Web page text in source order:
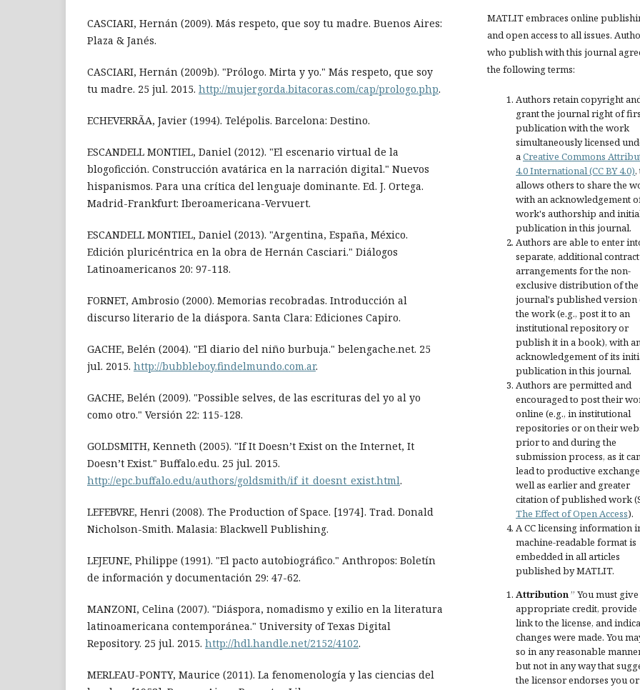
CASCIARI, Hernán (2009). Más respeto, que soy tu madre. Buenos Aires:
Plaza & Janés.
CASCIARI, Hernán (2009b). "Prólogo. Mirta y yo." Más respeto, que soy
tu madre. 25 jul. 2015. http://mujergorda.bitacoras.com/cap/prologo.php.
ECHEVERRÃA, Javier (1994). Telépolis. Barcelona: Destino.
ESCANDELL MONTIEL, Daniel (2012). "El escenario virtual de la
blogoficción. Construcción avatárica en la narración digital." Nuevos
hispanismos. Para una crítica del lenguaje dominante. Ed. J. Ortega.
Madrid-Frankfurt: Iberoamericana-Vervuert.
ESCANDELL MONTIEL, Daniel (2013). "Argentina, España, México.
Edición pluricéntrica en la obra de Hernán Casciari." Diálogos
Latinoamericanos 20: 97-118.
FORNET, Ambrosio (2000). Memorias recobradas. Introducción al
discurso literario de la diáspora. Santa Clara: Ediciones Capiro.
GACHE, Belén (2004). "El diario del niño burbuja." belengache.net. 25
jul. 2015. http://bubbleboy.findelmundo.com.ar.
GACHE, Belén (2009). "Possible selves, de las escrituras del yo al yo
como otro." Versión 22: 115-128.
GOLDSMITH, Kenneth (2005). "If It Doesn’t Exist on the Internet, It
Doesn’t Exist." Buffalo.edu. 25 jul. 2015.
http://epc.buffalo.edu/authors/goldsmith/if_it_doesnt_exist.html.
LEFEBVRE, Henri (2008). The Production of Space. [1974]. Trad. Donald
Nicholson-Smith. Malasia: Blackwell Publishing.
LEJEUNE, Philippe (1991). "El pacto autobiográfico." Anthropos: Boletín
de información y documentación 29: 47-62.
MANZONI, Celina (2007). "Diáspora, nomadismo y exilio en la literatura
latinoamericana contemporánea." University of Texas Digital
Repository. 25 jul. 2015. http://hdl.handle.net/2152/4102.
MERLEAU-PONTY, Maurice (2011). La fenomenología y las ciencias del
MATLIT embraces online
and open access to all issues.
who publish with this journal
the following terms:
Authors retain copyright
grant the journal right of
publication with the work
simultaneously licensed
aCreative Commons
4.0 International (CC BY 4.0),
allows others to share the
with an acknowledgement
work's authorship and
publication in this journal.
Authors are able to enter
separate, additional
arrangements for the non-
exclusive distribution of the
journal's published version
the work (e.g., post it to an
institutional repository or
publish it in a book), with
acknowledgement of its
publication in this journal.
Authors are permitted and
encouraged to post their
online (e.g., in institutional
repositories or on their
prior to and during the
submission process, as it
lead to productive
well as earlier and greater
citation of published work
The Effect of Open Access).
A CC licensing information
machine-readable format is
embedded in all articles
published by MATLIT.
Attribution” You must give
appropriate credit, provide
link to the license, and
changes were made. You
so in any reasonable
but not in any way that
the licensor endorses you or